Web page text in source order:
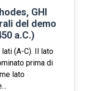
GHI
del demo
a.C.)
(A-C). Il lato
prima di
lato